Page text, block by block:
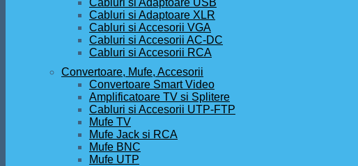
Cabluri si Adaptoare USB
Cabluri si Adaptoare XLR
Cabluri si Accesorii VGA
Cabluri si Accesorii AC-DC
Cabluri si Accesorii RCA
Convertoare, Mufe, Accesorii
Convertoare Smart Video
Amplificatoare TV si Splitere
Cabluri si Accesorii UTP-FTP
Mufe TV
Mufe Jack si RCA
Mufe BNC
Mufe UTP